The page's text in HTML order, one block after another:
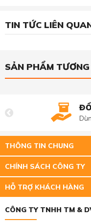
TIN TỨC LIÊN
SẢN PHẨM
THÔNG TIN CHUNG
CHÍNH SÁCH CÔNG TY
HỖ TRỢ KHÁCH HÀNG
CÔNG TY TNHH TM &